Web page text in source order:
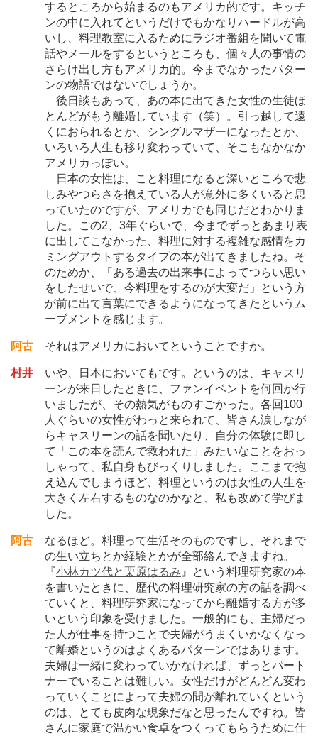
するところから始まるのもアメリカ的です。キッチ
ンの中に入れてというだけでもかなりハードルが高
いし、料理教室に入るためにラジオ番組を聞いて電
話やメールをするというところも、個々人の事情の
さらけ出し方もアメリカ的。今までなかったパター
ンの物語ではないでしょうか。
後日談もあって、あの本に出てきた女性の生徒ほ
とんどがもう離婚しています（笑）。引っ越して遠
くにおられるとか、シングルマザーになったとか、
いろいろ人生も移り変わっていて、そこもなかなか
アメリカっぽい。
日本の女性は、こと料理になると深いところで悲
しみやつらさを抱えている人が意外に多くいると思
っていたのですが、アメリカでも同じだとわかりま
した。この2、3年ぐらいで、今までずっとあまり表
に出してこなかった、料理に対する複雑な感情をカ
ミングアウトするタイプの本が出てきましたね。そ
のためか、「ある過去の出来事によってつらい思い
をしたせいで、今料理をするのが大変だ」という方
が前に出て言葉にできるようになってきたというム
ーブメントを感じます。
阿古 それはアメリカにおいてということですか。
村井 いや、日本においてもです。というのは、キャスリ
ーンが来日したときに、ファンイベントを何回か行
いましたが、その熱気がものすごかった。各回100
人ぐらいの女性がわっと来られて、皆さん涙しなが
らキャスリーンの話を聞いたり、自分の体験に即し
て「この本を読んで救われた」みたいなことをおっ
しゃって、私自身もびっくりしました。ここまで抱
え込んでしまうほど、料理というのは女性の人生を
大きく左右するものなのかなと、私も改めて学びま
した。
阿古 なるほど。料理って生活そのものですし、それまで
の生い立ちとか経験とかが全部絡んできますね。
『小林カツ代と栗原はるみ 』という料理研究家の本
を書いたときに、歴代の料理研究家の方の話を調べ
ていくと、料理研究家になってから離婚する方が多
いという印象を受けました。一般的にも、主婦だっ
た人が仕事を持つことで夫婦がうまくいかなくなっ
て離婚というのはよくあるパターンではあります。
夫婦は一緒に変わっていかなければ、ずっとパート
ナーでいることは難しい。女性だけがどんどん変わ
っていくことによって夫婦の間が離れていくという
のは、とても皮肉な現象だなと思ったんですね。皆
さんに家庭で温かい食卓をつくってもらうために仕